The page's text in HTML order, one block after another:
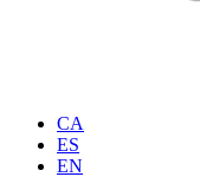
CA
ES
EN